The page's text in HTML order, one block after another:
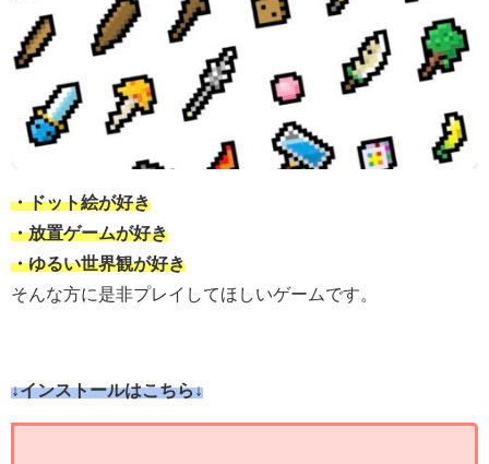
・ドット絵が好き
・放置ゲームが好き
・ゆるい世界観が好き
そんな方に是非プレイしてほしいゲームです。
↓インストールはこちら↓